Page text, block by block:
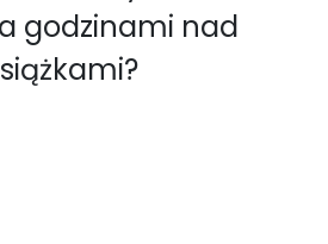
godzinami nad